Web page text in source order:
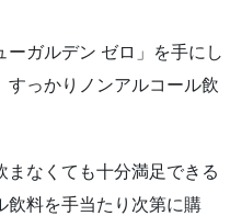
ガルデン ゼロ」を手にし
すっかりノンアルコール飲
なくても十分満足できる
飲料を手当たり次第に購